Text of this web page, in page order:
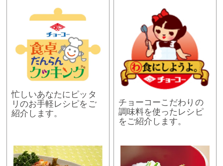
忙しいあなたにピッタ
リのお手軽レシピをご
紹介します。
チョーコーこだわりの
調味料を使ったレシピ
をご紹介します。